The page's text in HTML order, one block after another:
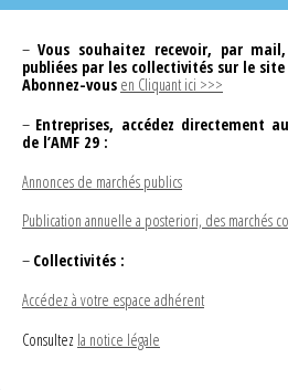
– Vous souhaitez recevoir, par
publiées par les collectivités sur le site
Abonnez-vous en Cliquant ici >>>
– Entreprises, accédez directement
de l’AMF 29 :
Annonces de marchés publics
Publication annuelle a posteriori, des marchés
– Collectivités :
Accédez à votre espace adhérent
Consultez la notice légale